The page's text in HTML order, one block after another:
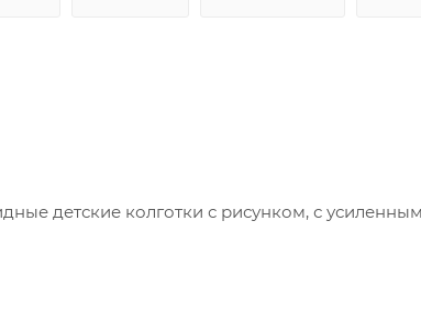
детские колготки с рисунком, с